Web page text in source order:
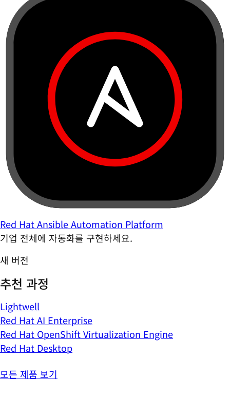
Red Hat Ansible Automation Platform
기업 전체에 자동화를 구현하세요.
새 버전
추천 과정
Lightwell
Red Hat AI Enterprise
Red Hat OpenShift Virtualization Engine
Red Hat Desktop
모든 제품 보기